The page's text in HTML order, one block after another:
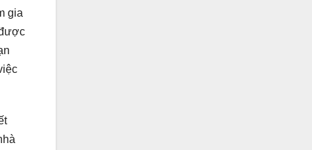
gia